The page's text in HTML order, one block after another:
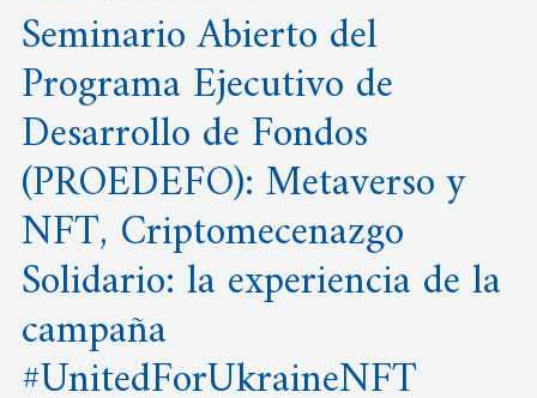
Seminario Abierto del
Programa Ejecutivo de
Desarrollo de Fondos
(PROEDEFO): Metaverso y
NFT, Criptomecenazgo
Solidario: la experiencia de la
campaña
#UnitedForUkraineNFT